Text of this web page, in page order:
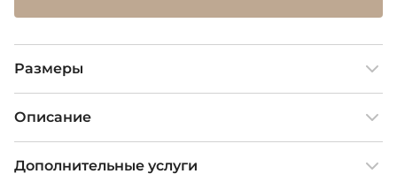
Размеры
Описание
Дополнительные услуги